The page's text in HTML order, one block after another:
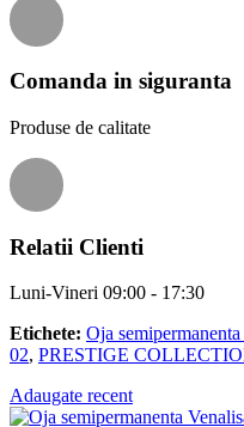
Comanda in siguranta
Produse de calitate
Relatii Clienti
Luni-Vineri 09:00 - 17:30
Etichete: Oja
02, PRESTIGE
Adaugate recent